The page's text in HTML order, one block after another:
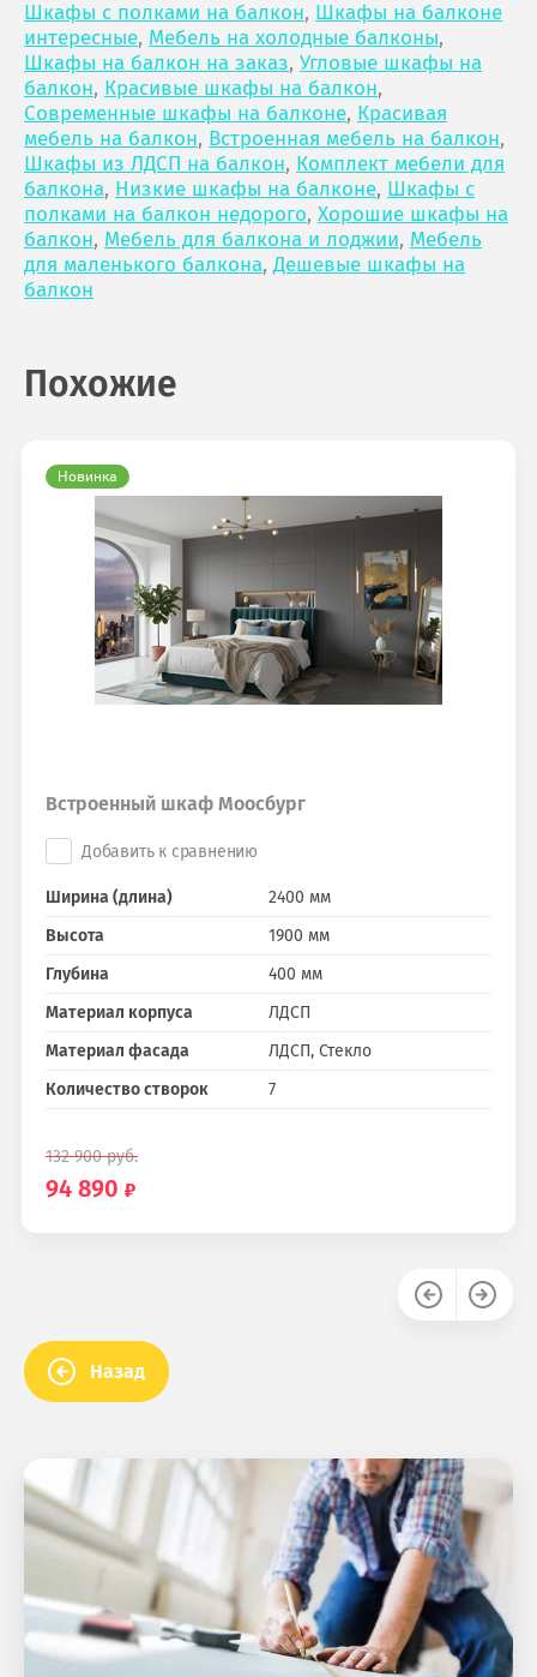
Шкафы с полками на балкон, Шкафы на балконе
интересные, Мебель на холодные балконы,
Шкафы на балкон на заказ, Угловые шкафы на
балкон, Красивые шкафы на балкон,
Современные шкафы на балконе, Красивая
мебель на балкон, Встроенная мебель на балкон,
Шкафы из ЛДСП на балкон, Комплект мебели для
балкона, Низкие шкафы на балконе, Шкафы с
полками на балкон недорого, Хорошие шкафы на
балкон, Мебель для балкона и лоджии, Мебель
для маленького балкона,Дешевые шкафы на
балкон
Похожие
Новинка
Встроенный шкаф Моосбург
Добавить к сравнению
Ширина (длина)
2400 мм
Высота
1900 мм
Глубина
400 мм
Материал корпуса
ЛДСП
Материал фасада
ЛДСП, Стекло
Количество створок
7
132 900руб.
94 890
Назад